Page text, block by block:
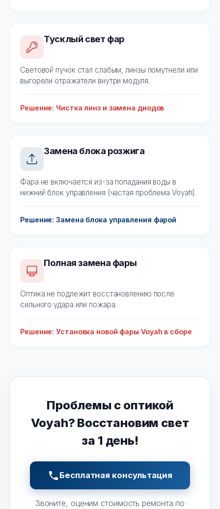
Тусклый свет фар
Световой пучок стал слабым, линзы помутнели или
выгорели отражатели внутри модуля.
Решение: Чистка линз и замена диодов
Замена блока розжига
Фара не включается из-за попадания воды в
нижний блок управления (частая проблема Voyah).
Решение: Замена блока управления фарой
Полная замена фары
Оптика не подлежит восстановлению после
сильного удара или пожара.
Решение: Установка новой фары Voyah в сборе
Проблемы с оптикой
Voyah? Восстановим свет
за 1 день!
Бесплатная консультация
Звоните, оценим стоимость ремонта по